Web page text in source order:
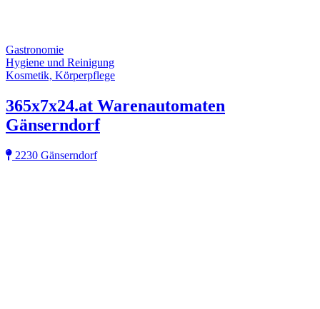
Gastronomie
Hygiene und Reinigung
Kosmetik, Körperpflege
365x7x24.at Warenautomaten
Gänserndorf
2230 Gänserndorf